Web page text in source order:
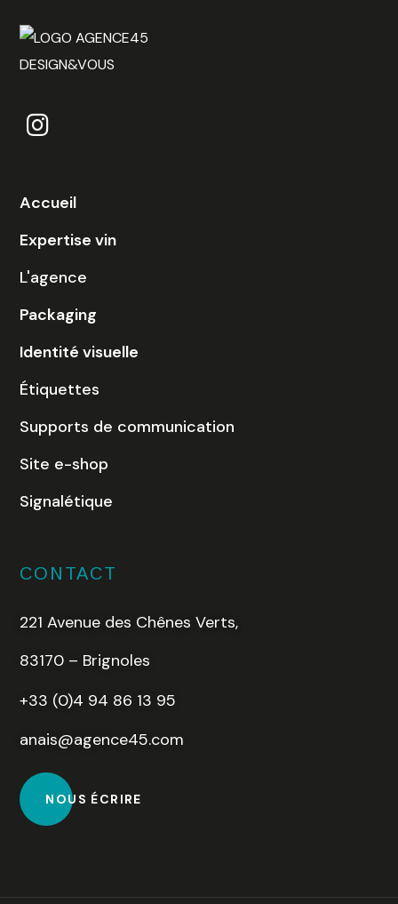
Accueil
Expertise vin
L'agence
Packaging
Identité visuelle
Étiquettes
Supports de communication
Site e-shop
Signalétique
CONTACT
221 Avenue des Chênes Verts,
83170 – Brignoles
+33 (0)4 94 86 13 95
anais@agence45.com
NOUS ÉCRIRE